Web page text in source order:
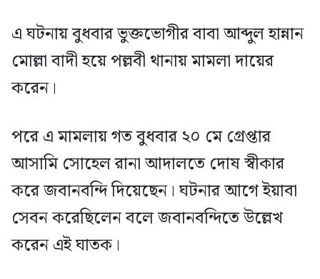
এ ঘটনায় বুধবার ভুক্তভোগীর বাবা আব্দুল হান্নান
মোল্লা বাদী হয়ে পল্লবী থানায় মামলা দায়ের
করেন।
পরে এ মামলায় গত বুধবার ২০ মে গ্রেপ্তার
আসামি সোহেল রানা আদালতে দোষ স্বীকার
করে জবানবন্দি দিয়েছেন। ঘটনার আগে ইয়াবা
সেবন করেছিলেন বলে জবানবন্দিতে উল্লেখ
করেন এই ঘাতক।